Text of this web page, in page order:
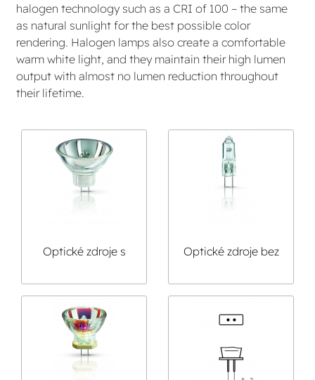
halogen technology such as a CRI of 100 – the same
as natural sunlight for the best possible color
rendering. Halogen lamps also create a comfortable
warm white light, and they maintain their high lumen
output with almost no lumen reduction throughout
their lifetime.
Optické zdroje s
Optické zdroje bez